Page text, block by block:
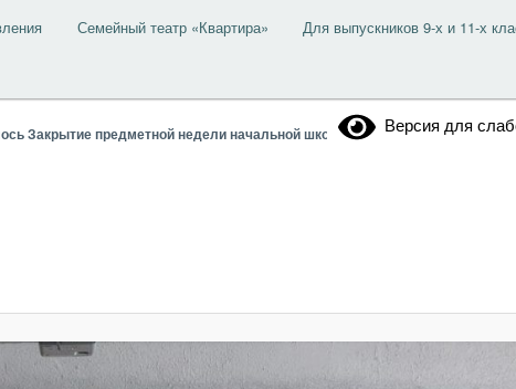
Семейный театр «Квартира» Для выпускников 9-х и 11-х
Версия дляНавигация
←
Закрытие предметной недели начальной школы